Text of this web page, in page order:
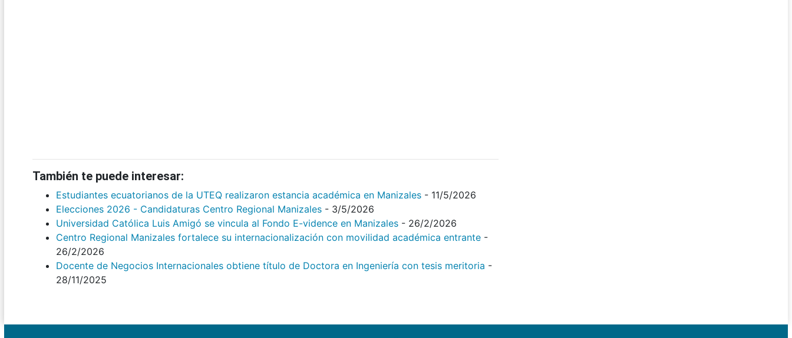
También te puede interesar:
Estudiantes ecuatorianos de la UTEQ realizaron estancia académica en Manizales - 11/5/2026
Elecciones 2026 - Candidaturas Centro Regional Manizales - 3/5/2026
Universidad Católica Luis Amigó se vincula al Fondo E-vidence en Manizales - 26/2/2026
Centro Regional Manizales fortalece su internacionalización con movilidad académica entrante -
26/2/2026
Docente de Negocios Internacionales obtiene título de Doctora en Ingeniería con tesis meritoria -
28/11/2025